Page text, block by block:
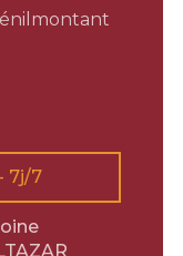
7j/7